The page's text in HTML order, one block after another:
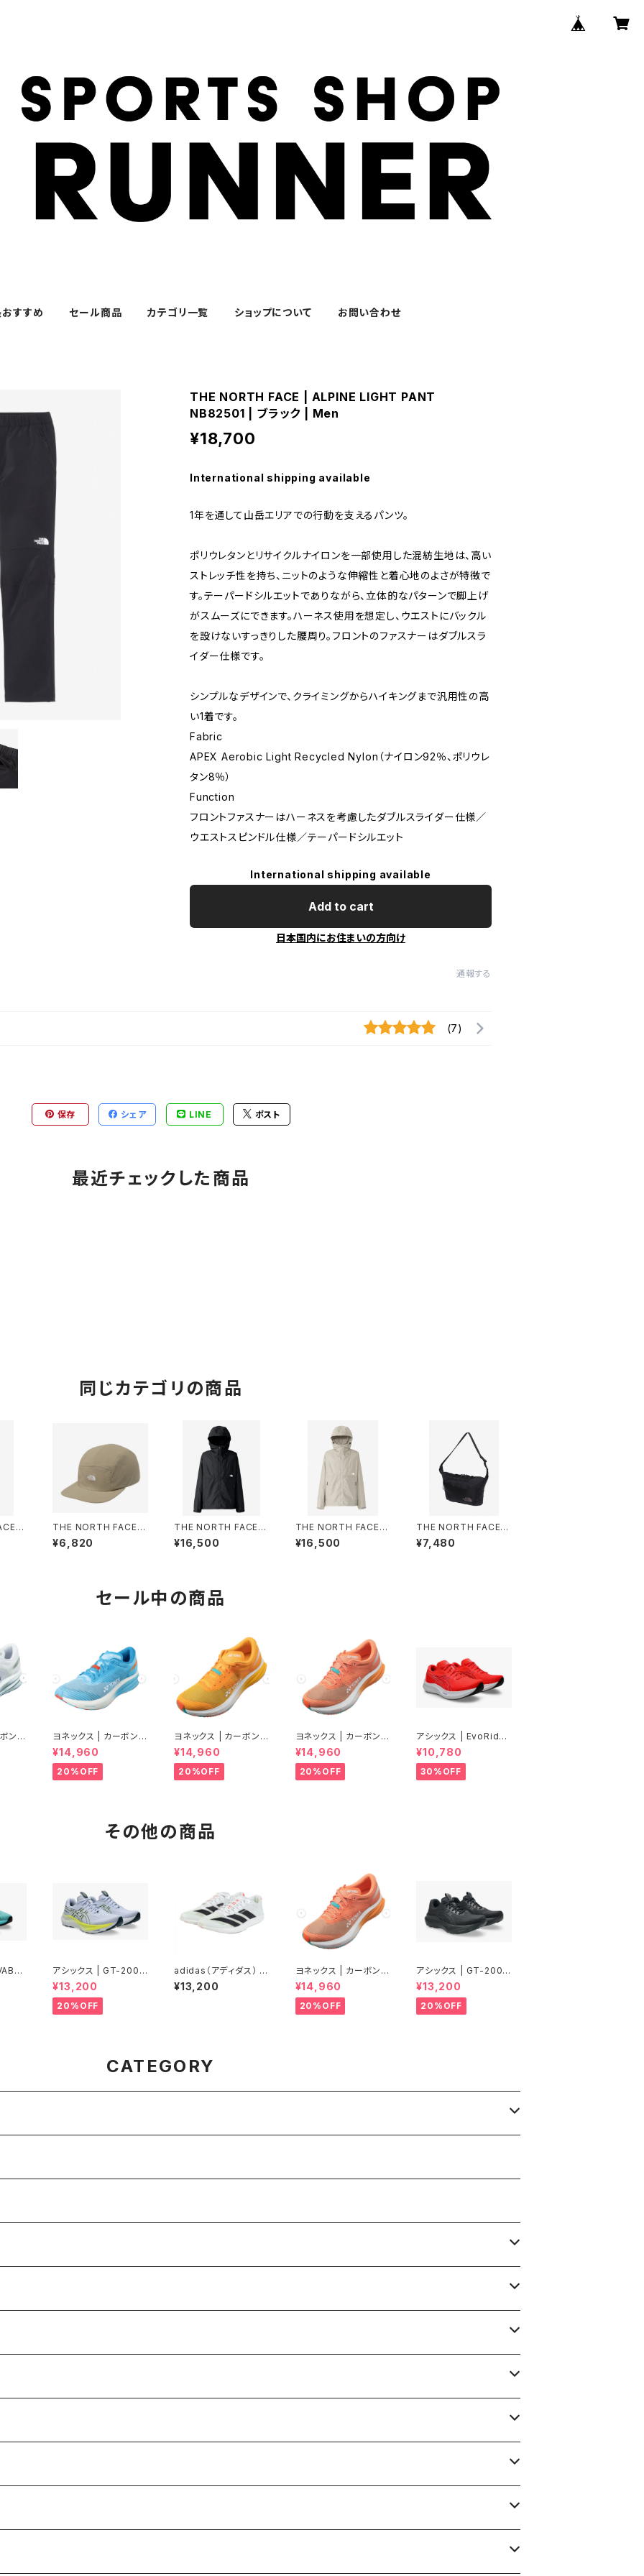
すすめ セール商品 カテゴリ一覧 ショップについて お問い合わせ
THE NORTH FACE | ALPINE LIGHT PANT
NB82501 | ブラック | Men
¥18,700
International shipping available
1年を通して山岳エリアでの行動を支えるパンツ。
ポリウレタンとリサイクルナイロンを一部使用した混紡生地は、高い
ストレッチ性を持ち、ニットのような伸縮性と着心地のよさが特徴で
す。テーパードシルエットでありながら、立体的なパターンで脚上げ
がスムーズにできます。ハーネス使用を想定し、ウエストにバックル
を設けないすっきりした腰周り。フロントのファスナーはダブルスラ
イダー仕様です。
シンプルなデザインで、クライミングからハイキングまで汎用性の高
い1着です。
Fabric
APEX Aerobic Light Recycled Nylon（ナイロン92％、ポリウレ
タン8％）
Function
フロントファスナーはハーネスを考慮したダブルスライダー仕様／
ウエストスピンドル仕様／テーパードシルエット
International shipping available
Add to cart
日本国内にお住まいの方向け
通報する
(7)
保存 シェア LINE ポスト
最近チェックした商品
同じカテゴリの商品
|
THE NORTH FACE |
ACTIVELIGHTFIVEP
ANELCAP NN02573
¥6,820
THE NORTH FACE |
Compact Jacket NP
72530 | ブラック | Me
¥16,500
THE NORTH FACE |
Compact Jacket NP
72530 | フォッシルアイ
¥16,500
THE NORTH FACE |
Capella 5 NM72353
| 5L | ブラック | Unise
¥7,480
セール中の商品
ンク
ヨネックス | カーボンク
ルーズ エアラス | セル
リアンブルー | Men
¥14,960
20%OFF
ヨネックス | カーボンク
ルーズ エアラス | マン
ゴー | Men
¥14,960
20%OFF
ヨネックス | カーボンク
ルーズ エアラス | ピー
チ | Women
¥14,960
20%OFF
アシックス | EvoRide
Speed 3 WIDE | FLA
SH RED/EDO PURPL
E | Men
¥10,780
30%OFF
その他の商品
アシックス | GT-2000
14 | BLUE FADE/TRA
NQUIL TEAL | Men
¥13,200
20%OFF
adidas（アディダス） |
ADIZERO RC 6 |
¥13,200
ヨネックス | カーボンク
ルーズ エアラス | ピー
チ | Women
¥14,960
20%OFF
アシックス | GT-2000
14 EXTRA WIDE | BL
ACK/GRAPHITE GRE
Y | Men
¥13,200
20%OFF
CATEGORY